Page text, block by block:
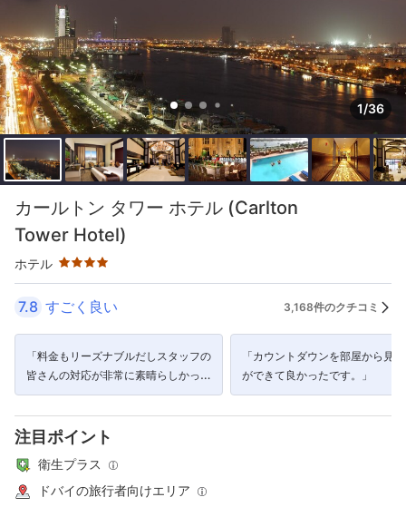
1/36
カールトン タワー ホテル (Carlton
Tower Hotel)
ホテル
星評価 4つ星
7.8 すごく良い 3,168件のクチコミ
「料金もリーズナブルだしスタッフの
皆さんの対応が非常に素晴らしかった
です。」
「カウントダウンを部屋から見
ができて良かったです。」
注目ポイント
衛生プラス
ドバイの旅行者向けエリア